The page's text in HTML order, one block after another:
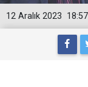
18:57
12 Aralık 2023